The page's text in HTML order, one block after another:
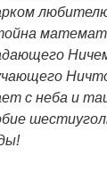
с неба и